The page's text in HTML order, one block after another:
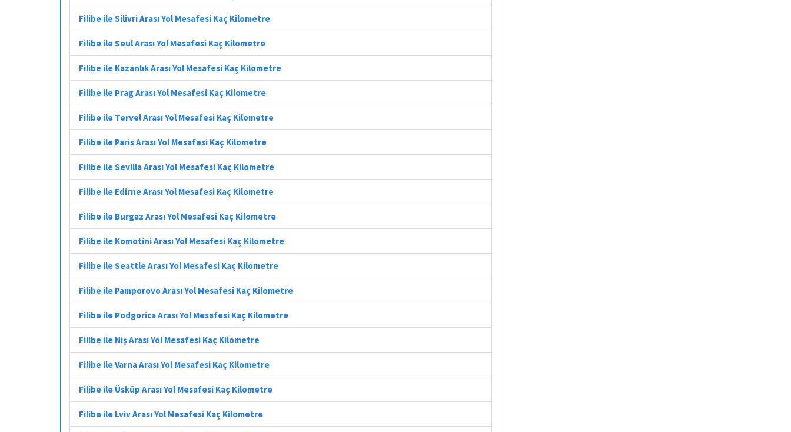
Filibe ile Silivri Arası Yol Mesafesi Kaç Kilometre
Filibe ile Seul Arası Yol Mesafesi Kaç Kilometre
Filibe ile Kazanlık Arası Yol Mesafesi Kaç Kilometre
Filibe ile Prag Arası Yol Mesafesi Kaç Kilometre
Filibe ile Tervel Arası Yol Mesafesi Kaç Kilometre
Filibe ile Paris Arası Yol Mesafesi Kaç Kilometre
Filibe ile Sevilla Arası Yol Mesafesi Kaç Kilometre
Filibe ile Edirne Arası Yol Mesafesi Kaç Kilometre
Filibe ile Burgaz Arası Yol Mesafesi Kaç Kilometre
Filibe ile Komotini Arası Yol Mesafesi Kaç Kilometre
Filibe ile Seattle Arası Yol Mesafesi Kaç Kilometre
Filibe ile Pamporovo Arası Yol Mesafesi Kaç Kilometre
Filibe ile Podgorica Arası Yol Mesafesi Kaç Kilometre
Filibe ile Niş Arası Yol Mesafesi Kaç Kilometre
Filibe ile Varna Arası Yol Mesafesi Kaç Kilometre
Filibe ile Üsküp Arası Yol Mesafesi Kaç Kilometre
Filibe ile Lviv Arası Yol Mesafesi Kaç Kilometre